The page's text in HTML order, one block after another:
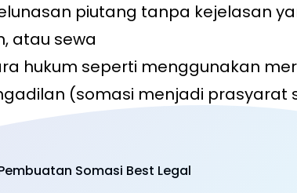
piutang tanpa kejelasan
atau sewa
hukum seperti menggunakan
(somasi menjadi
Somasi Best Legal